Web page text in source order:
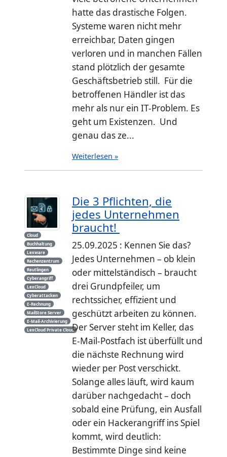
hatte das drastische Folgen.
Systeme waren nicht mehr
erreichbar, Daten gingen
verloren und in manchen Fällen
stand plötzlich der gesamte
Geschäftsbetrieb still. Für die
betroffenen Händler ist das
mehr als nur ein IT-Problem. Es
geht um Existenzen. Und
genau das ze...
Weiterlesen »
Cloud
Buchhaltung
Lexware
Rechenzentrum
Reutlingen
Cyberangriff
LexCloud
Cyberattacken
E-Rechnung
MailStore Server
E-Mail-Archivierung
LexCloud Private Cloud
Die 3 Pflichten, die
jedes Unternehmen
braucht!
25.09.2025 : Kennen Sie das?
Jedes Unternehmen – ob klein
oder mittelständisch – braucht
drei Grundpfeiler, um
rechtssicher, effizient und
geschützt arbeiten zu können.
Der Server steht im Keller, das
E-Mail-Postfach ist überfüllt und
die nächste Rechnung wird
wieder per Post verschickt.
Solange alles läuft, wird kaum
darüber nachgedacht – doch
sobald eine Prüfung, ein Ausfall
oder ein Hackerangriff ins Spiel
kommt, wird deutlich:
Bestimmte Dinge sind keine